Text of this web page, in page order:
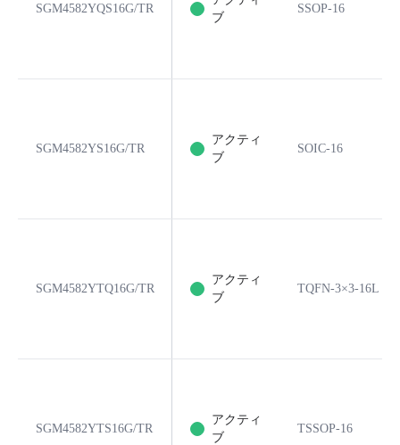
SGM4582YQS16G/TR
ブ
SSOP-16
SGM4582YS16G/TR
アクティ
ブ
SOIC-16
SGM4582YTQ16G/TR
アクティ
ブ
TQFN-3×3-16L
SGM4582YTS16G/TR
アクティ
ブ
TSSOP-16